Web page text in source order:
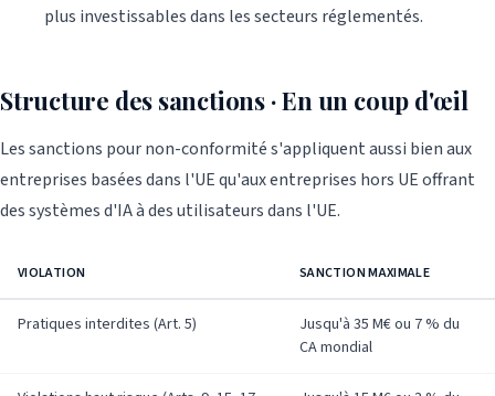
plus investissables dans les secteurs réglementés.
Structure des sanctions · En un coup d'œil
Les sanctions pour non-conformité s'appliquent aussi bien aux
entreprises basées dans l'UE qu'aux entreprises hors UE offrant
des systèmes d'IA à des utilisateurs dans l'UE.
VIOLATION SANCTION MAXIMALE
Pratiques interdites (Art. 5)
Jusqu'à 35 M€ ou 7 % du
CA mondial